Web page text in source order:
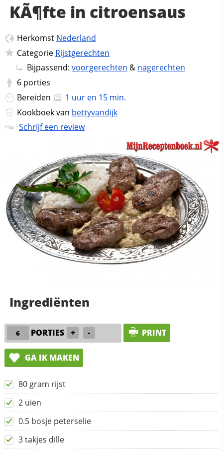
KÃ¶fte in citroensaus
Herkomst Nederland
Categorie Rijstgerechten
Bijpassend: voorgerechten & nagerechten
6 porties
Bereiden
1 uur en 15 min.
Kookboek van bettyvandijk
Schrijf een review
Ingrediënten
PORTIES + - PRINT
GA IK MAKEN
80 gram rijst
2 uien
0.5 bosje peterselie
3 takjes dille